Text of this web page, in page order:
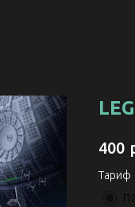
400
Тариф
П2